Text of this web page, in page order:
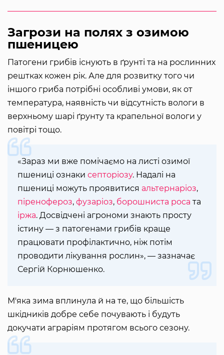
Загрози на полях з озимою
пшеницею
Патогени грибів існують в ґрунті та на рослинних
рештках кожен рік. Але для розвитку того чи
іншого гриба потрібні особливі умови, як от
температура, наявність чи відсутність вологи в
верхньому шарі ґрунту та крапельної вологи у
повітрі тощо.
«Зараз ми вже помічаємо на листі озимої
пшениці ознаки септоріозу. Надалі на
пшениці можуть проявитися альтернаріоз,
піренофероз, фузаріоз, борошниста роса та
іржа. Досвідчені агрономи знають просту
істину — з патогенами грибів краще
працювати профілактично, ніж потім
проводити лікування рослин», — зазначає
Сергій Корнюшенко.
М'яка зима вплинула й на те, що більшість
шкідників добре себе почувають і будуть
докучати аграріям протягом всього сезону.